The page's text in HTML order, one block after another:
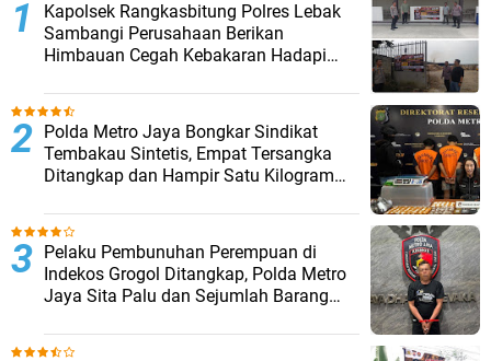
Kapolsek Rangkasbitung Polres Lebak
Sambangi Perusahaan Berikan
Himbauan Cegah Kebakaran Hadapi
‎Polda Metro Jaya Bongkar Sindikat
Tembakau Sintetis, Empat Tersangka
Ditangkap dan Hampir Satu Kilogram
Pelaku Pembunuhan Perempuan di
Indekos Grogol Ditangkap, Polda Metro
Jaya Sita Palu dan Sejumlah Barang